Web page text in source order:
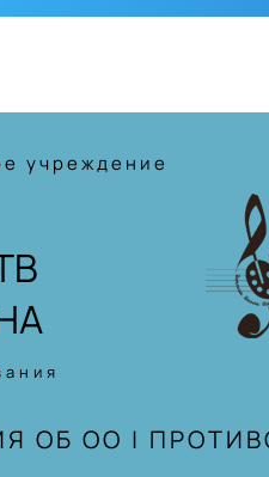
учреждение
ОБ ОО |